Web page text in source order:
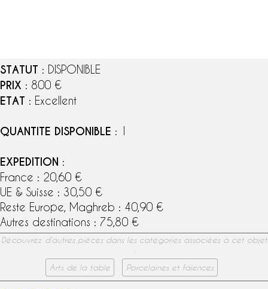
STATUT : DISPONIBLE
PRIX : 800 €
ETAT : Excellent
QUANTITE DISPONIBLE : 1
EXPEDITION :
France : 20,60 €
UE & Suisse : 30,50 €
Reste Europe, Maghreb : 40,90 €
Autres destinations : 75,80 €
Découvrez d’autres pièces dans les catégories associées à cet objet
:
Arts de la table
Porcelaines et faïences